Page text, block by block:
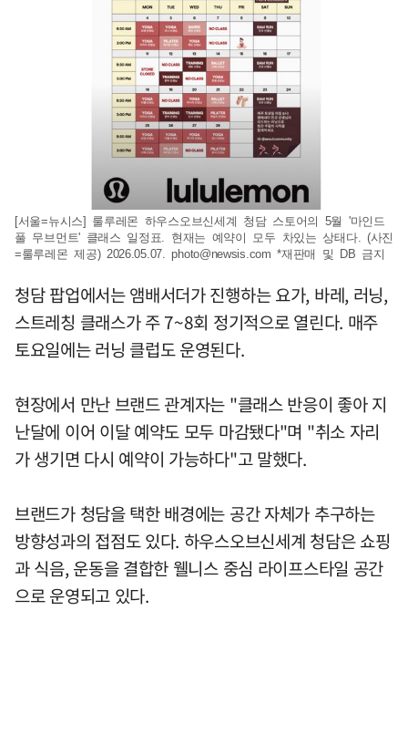
[서울=뉴시스] 룰루레몬 하우스오브신세계 청담 스토어의 5월 '마인드
풀 무브먼트' 클래스 일정표. 현재는 예약이 모두 차있는 상태다. (사진
=룰루레몬 제공) 2026.05.07.photo@newsis.com *재판매 및 DB 금지
청담 팝업에서는 앰배서더가 진행하는 요가, 바레, 러닝,
스트레칭 클래스가 주 7~8회 정기적으로 열린다. 매주
토요일에는 러닝 클럽도 운영된다.
현장에서 만난 브랜드 관계자는 "클래스 반응이 좋아 지
난달에 이어 이달 예약도 모두 마감됐다"며 "취소 자리
가 생기면 다시 예약이 가능하다"고 말했다.
브랜드가 청담을 택한 배경에는 공간 자체가 추구하는
방향성과의 접점도 있다. 하우스오브신세계 청담은 쇼핑
과 식음, 운동을 결합한 웰니스 중심 라이프스타일 공간
으로 운영되고 있다.